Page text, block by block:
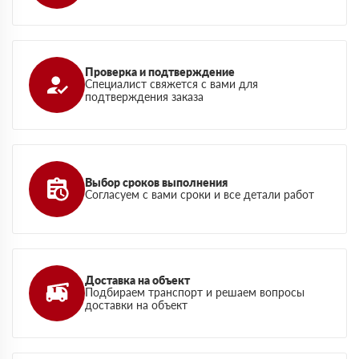
Проверка и подтверждение
Специалист свяжется с вами для
подтверждения заказа
Выбор сроков выполнения
Согласуем с вами сроки и все детали работ
Доставка на объект
Подбираем транспорт и решаем вопросы
доставки на объект